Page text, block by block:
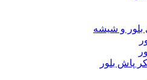
بلور و شیشه
پاش بلور